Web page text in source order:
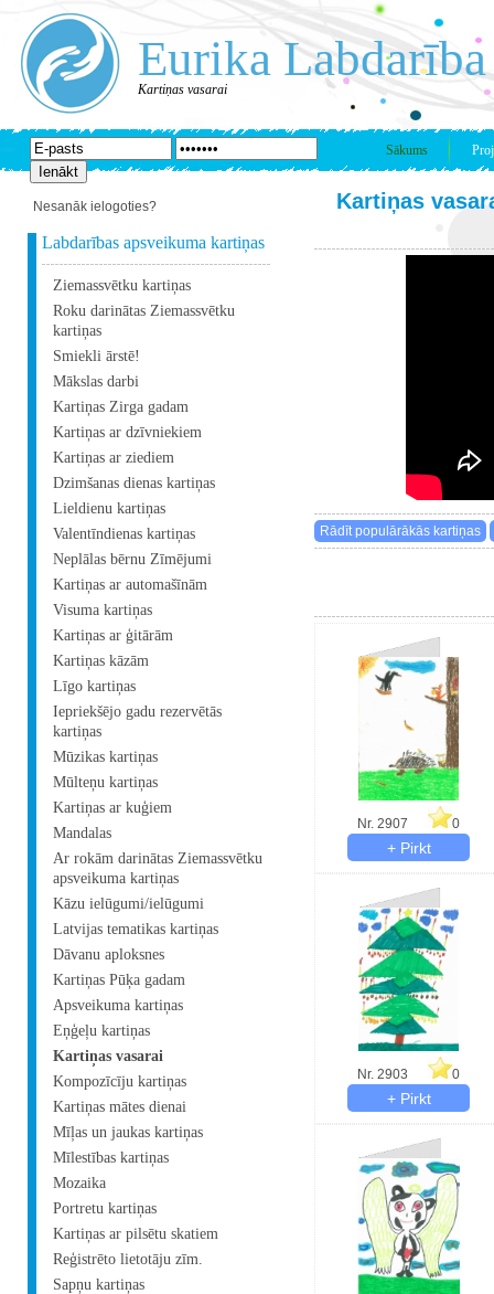
Eurika Labdarība
Kartiņas vasarai
Sākums
Nesanāk ielogoties?
Labdarības apsveikuma kartiņas
Ziemassvētku kartiņas
Roku darinātas Ziemassvētku
kartiņas
Smiekli ārstē!
Mākslas darbi
Kartiņas Zirga gadam
Kartiņas ar dzīvniekiem
Kartiņas ar ziediem
Dzimšanas dienas kartiņas
Lieldienu kartiņas
Valentīndienas kartiņas
Neplālas bērnu Zīmējumi
Kartiņas ar automašīnām
Visuma kartiņas
Kartiņas ar ģitārām
Kartiņas kāzām
Līgo kartiņas
Iepriekšējo gadu rezervētās
kartiņas
Mūzikas kartiņas
Mūlteņu kartiņas
Kartiņas ar kuģiem
Mandalas
Ar rokām darinātas Ziemassvētku
apsveikuma kartiņas
Kāzu ielūgumi/ielūgumi
Latvijas tematikas kartiņas
Dāvanu aploksnes
Kartiņas Pūķa gadam
Apsveikuma kartiņas
Eņģeļu kartiņas
Kartiņas vasarai
Kompozīcīju kartiņas
Kartiņas mātes dienai
Mīļas un jaukas kartiņas
Mīlestības kartiņas
Mozaika
Portretu kartiņas
Kartiņas ar pilsētu skatiem
Reģistrēto lietotāju zīm.
Sapņu kartiņas
Kartiņas
Nr. 2907 0
Nr. 2903 0